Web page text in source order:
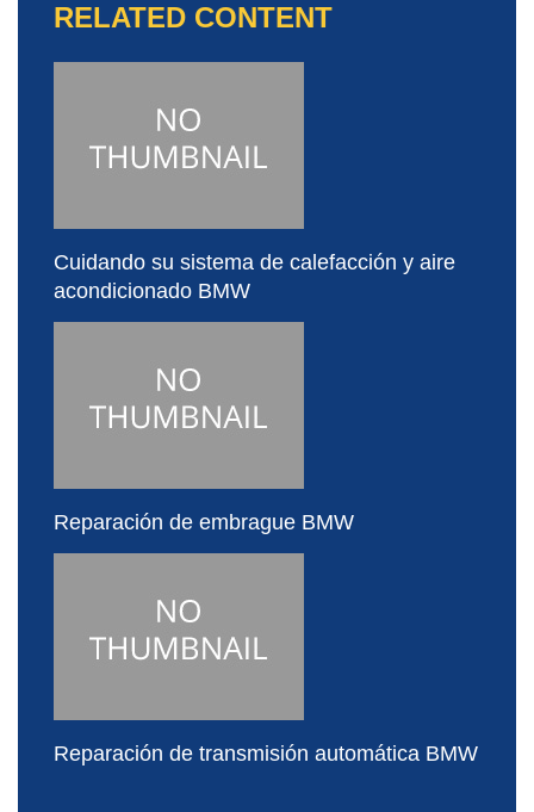
RELATED CONTENT
Cuidando su sistema de calefacción y aire
acondicionado BMW
Reparación de embrague BMW
Reparación de transmisión automática BMW